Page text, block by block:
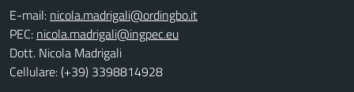
E-mail:
PEC:
Dott. Nicola Madrigali
Cellulare: (+39) 3398814928